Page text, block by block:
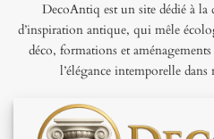
DecoAntiq est un site dédié à la
d’inspiration antique, qui mêle
déco, formations et
l’élégance intemporelle